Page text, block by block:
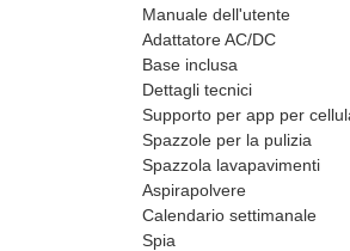
Manuale dell'utente
Adattatore AC/DC
Base inclusa
Dettagli tecnici
Supporto per app per
Spazzole per la pulizia
Spazzola lavapavimenti
Aspirapolvere
Calendario settimanale
Spia